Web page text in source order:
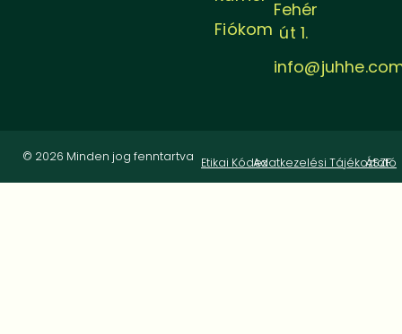
Fiókom
Fehér
út 1.
© 2026 Minden jog fenntartva Etikai KódexAdatkezelési Tájékoztató
ÁSZF